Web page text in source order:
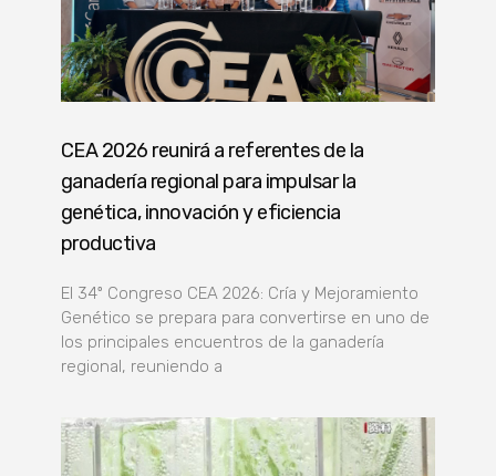
CEA 2026 reunirá a referentes de la
ganadería regional para impulsar la
genética, innovación y eficiencia
productiva
El 34º Congreso CEA 2026: Cría y Mejoramiento
Genético se prepara para convertirse en uno de
los principales encuentros de la ganadería
regional, reuniendo a